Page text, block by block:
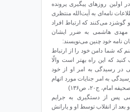
اولین روزهای پیگیری پرونده
نامه‌ای به ‌آیت‌الله منتظری
گوشزد می‌کنند که ارتباط افراد
مهدی هاشمی به ضرر ایشان
نامه خود چنین می‌نویسند:
که شما دامن خود را از ارتباط
که این راه بهتر است والّا
در رسیدگی به امر او از خود
به امر جنایات مورد اتهام
ج۲۰، ص۱۳۶)
پس از دستگیری به جرایم
از انقلاب توسط او و یارانش